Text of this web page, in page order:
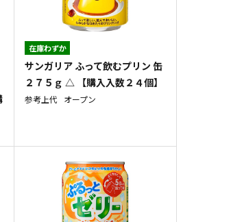
在庫わずか
サンガリア ふって飲むプリン 缶
２７５ｇ △ 【購入入数２４個】
参考上代 オープン